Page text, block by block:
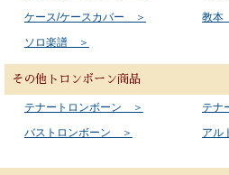
ケース/ケースカバー ＞
教本
ソロ楽譜 ＞
その他トロンボーン商品
テナートロンボーン ＞
テナ
バストロンボーン ＞
アル